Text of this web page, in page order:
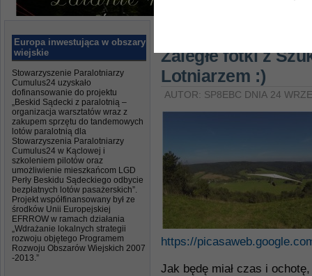
Europa inwestująca w obszary
wiejskie
Stowarzyszenie Paralotniarzy
Cumulus24 uzyskało
dofinansowanie do projektu
„Beskid Sądecki z paralotnią –
organizacja warsztatów wraz z
zakupem sprzętu do tandemowych
lotów paralotnią dla
Stowarzyszenia Paralotniarzy
Cumulus24 w Kąclowej i
szkoleniem pilotów oraz
umożliwienie mieszkańcom LGD
Perły Beskidu Sądeckiego odbycie
bezpłatnych lotów pasażerskich”.
Projekt współfinansowany był ze
środków Unii Europejskiej
EFRROW w ramach działania
„Wdrażanie lokalnych strategii
rozwoju objętego Programem
Rozwoju Obszarów Wiejskich 2007
-2013.”
Zaległe fotki z
Lotniarzem :)
AUTOR: SP8EBC DNIA 24
https://
Jak będę miał czas i